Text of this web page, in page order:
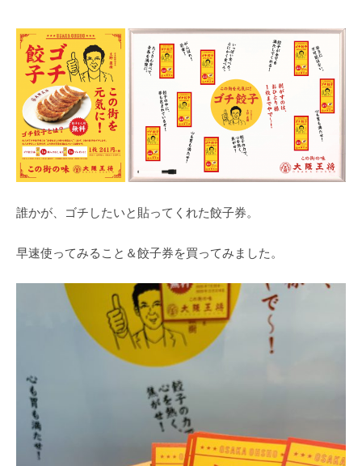
誰かが、ゴチしたいと貼ってくれた餃子券。
早速使ってみること＆餃子券を買ってみました。